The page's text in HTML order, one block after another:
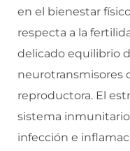
en el bienestar
respecta a la
delicado equilibrio
neurotransmisores
reproductora. El
sistema
infección e